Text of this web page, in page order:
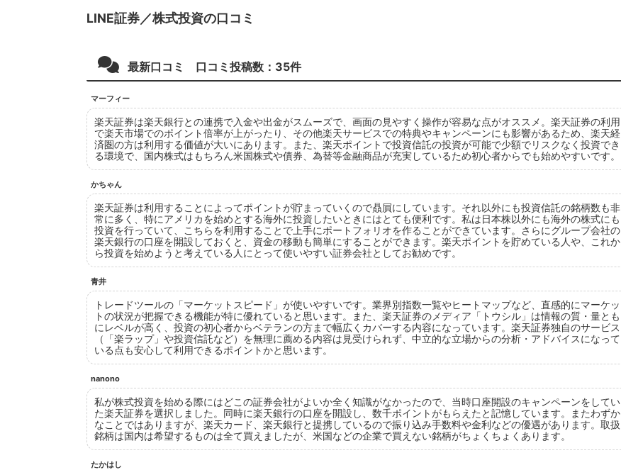
LINE証券／株式投資の口コミ
最新口コミ 口コミ投稿数： 35件
マーフィー
楽天証券は楽天銀行との連携で入金や出金がスムーズで、画面の見やすく操作が容易な点がオススメ。楽天証券の利用
で楽天市場でのポイント倍率が上がったり、その他楽天サービスでの特典やキャンペーンにも影響があるため、楽天経
済圏の方は利用する価値が大いにあります。また、楽天ポイントで投資信託の投資が可能で少額でリスクなく投資でき
る環境で、国内株式はもちろん米国株式や債券、為替等金融商品が充実しているため初心者からでも始めやすいです。
かちゃん
楽天証券は利用することによってポイントが貯まっていくので贔屓にしています。それ以外にも投資信託の銘柄数も非
常に多く、特にアメリカを始めとする海外に投資したいときにはとても便利です。私は日本株以外にも海外の株式にも
投資を行っていて、こちらを利用することで上手にポートフォリオを作ることができています。さらにグループ会社の
楽天銀行の口座を開設しておくと、資金の移動も簡単にすることができます。楽天ポイントを貯めている人や、これか
ら投資を始めようと考えている人にとって使いやすい証券会社としてお勧めです。
青井
トレードツールの「マーケットスピード」が使いやすいです。業界別指数一覧やヒートマップなど、直感的にマーケッ
トの状況が把握できる機能が特に優れていると思います。また、楽天証券のメディア「トウシル」は情報の質・量とも
にレベルが高く、投資の初心者からベテランの方まで幅広くカバーする内容になっています。楽天証券独自のサービス
（「楽ラップ」や投資信託など）を無理に薦める内容は見受けられず、中立的な立場からの分析・アドバイスになって
いる点も安心して利用できるポイントかと思います。
nanono
私が株式投資を始める際にはどこの証券会社がよいか全く知識がなかったので、当時口座開設のキャンペーンをしてい
た楽天証券を選択しました。同時に楽天銀行の口座を開設し、数千ポイントがもらえたと記憶しています。またわずか
なことではありますが、楽天カード、楽天銀行と提携しているので振り込み手数料や金利などの優遇があります。取扱
銘柄は国内は希望するものは全て買えましたが、米国などの企業で買えない銘柄がちょくちょくあります。
たかはし